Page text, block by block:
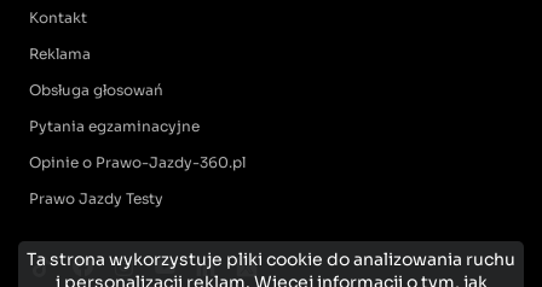
Kontakt
Reklama
Obsługa głosowań
Pytania egzaminacyjne
Opinie o Prawo-Jazdy-360.pl
Prawo Jazdy Testy
Ta strona wykorzystuje pliki cookie do analizowania ruchu
i personalizacji reklam. Więcej informacji o tym, jak